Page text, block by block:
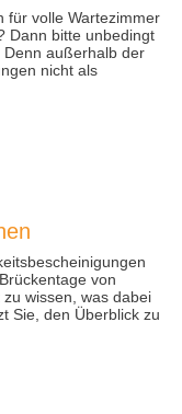
für volle Wartezimmer
Dann bitte unbedingt
Denn außerhalb der
nicht als
von
wissen, was dabei
Sie, den Überblick zu